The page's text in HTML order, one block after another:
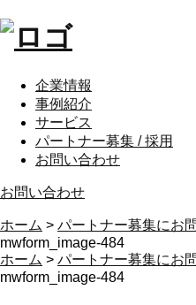
企業情報
事例紹介
サービス
パートナー募集 / 採用
お問い合わせ
お問い合わせ
ホーム > パートナー募集にお
mwform_image-484
ホーム > パートナー募集にお
mwform_image-484